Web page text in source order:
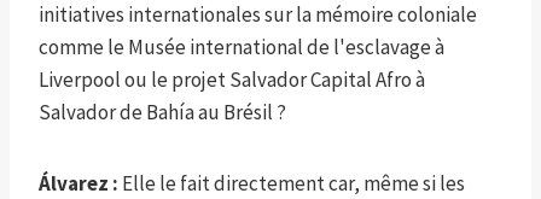
initiatives internationales sur la mémoire coloniale
comme le Musée international de l'esclavage à
Liverpool ou le projet Salvador Capital Afro à
Salvador de Bahía au Brésil ?
Álvarez : Elle le fait directement car, même si les